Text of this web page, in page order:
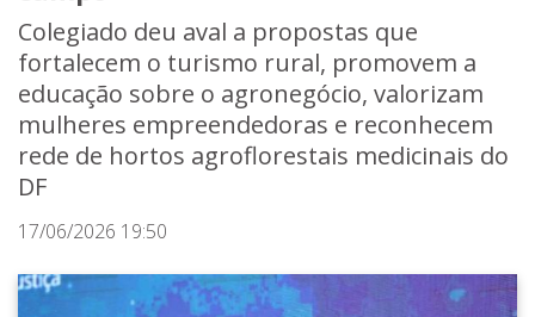
Colegiado deu aval a propostas que
fortalecem o turismo rural, promovem a
educação sobre o agronegócio, valorizam
mulheres empreendedoras e reconhecem
rede de hortos agroflorestais medicinais do
DF
17/06/2026 19:50